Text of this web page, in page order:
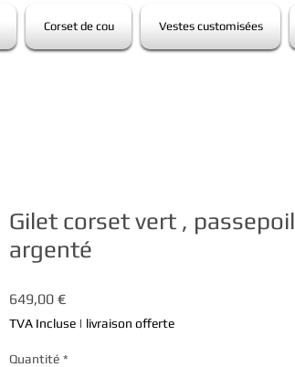
Corset de cou Vestes customisées
Gilet corset vert , passepoil
argenté
649,00 €Prix
TVA Incluse | livraison offerte
Quantité *